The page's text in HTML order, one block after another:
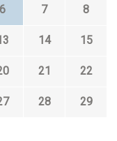
6 7 8
14 15
21 22
28 29